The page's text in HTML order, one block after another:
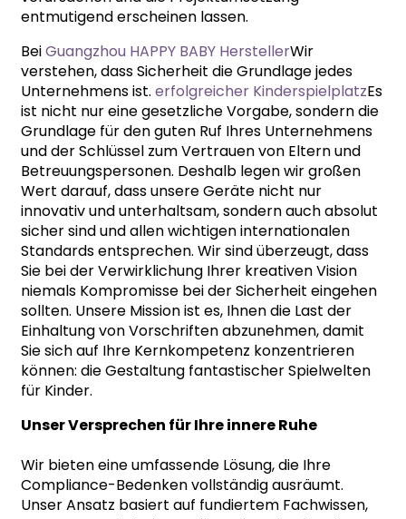
entmutigend erscheinen lassen.
BeiGuangzhou HAPPY BABY HerstellerWir
verstehen, dass Sicherheit die Grundlage jedes
Unternehmens ist. erfolgreicher KinderspielplatzEs
ist nicht nur eine gesetzliche Vorgabe, sondern die
Grundlage für den guten Ruf Ihres Unternehmens
und der Schlüssel zum Vertrauen von Eltern und
Betreuungspersonen. Deshalb legen wir großen
Wert darauf, dass unsere Geräte nicht nur
innovativ und unterhaltsam, sondern auch absolut
sicher sind und allen wichtigen internationalen
Standards entsprechen. Wir sind überzeugt, dass
Sie bei der Verwirklichung Ihrer kreativen Vision
niemals Kompromisse bei der Sicherheit eingehen
sollten. Unsere Mission ist es, Ihnen die Last der
Einhaltung von Vorschriften abzunehmen, damit
Sie sich auf Ihre Kernkompetenz konzentrieren
können: die Gestaltung fantastischer Spielwelten
für Kinder.
Unser Versprechen für Ihre innere Ruhe
Wir bieten eine umfassende Lösung, die Ihre
Compliance-Bedenken vollständig ausräumt.
Unser Ansatz basiert auf fundiertem Fachwissen,